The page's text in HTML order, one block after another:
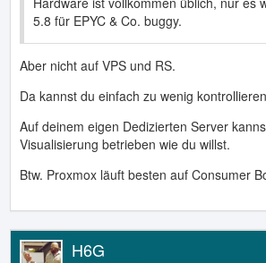
5.8 für EPYC & Co. buggy.
Aber nicht auf VPS und RS.
Da kannst du einfach zu wenig
Auf deinem eigen Dedizierten Server
Visualisierung betrieben wie du willst.
Btw. Proxmox läuft besten auf Consumer
H6G